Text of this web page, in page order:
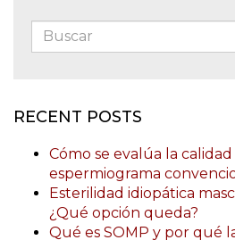
Buscar:
RECENT POSTS
Cómo se evalúa la
espermiograma
Esterilidad idiopática
¿Qué opción queda?
Qué es SOMP y por qué